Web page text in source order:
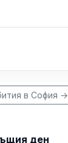
в София →
ден